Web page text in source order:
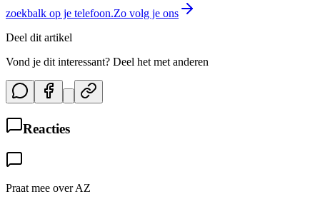
zoekbalk op je telefoon.Zo volg je ons
Deel dit artikel
Vond je dit interessant? Deel het met anderen
Reacties
Praat mee over AZ